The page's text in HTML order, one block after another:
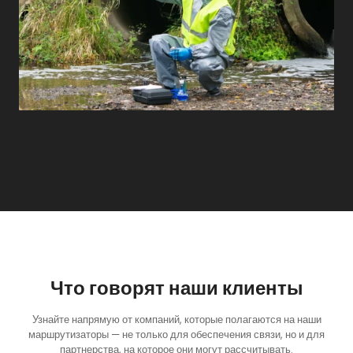
Что говорят наши клиенты
Узнайте напрямую от компаний, которые полагаются на наши
маршрутизаторы — не только для обеспечения связи, но и для
партнерства, на которое они могут рассчитывать.